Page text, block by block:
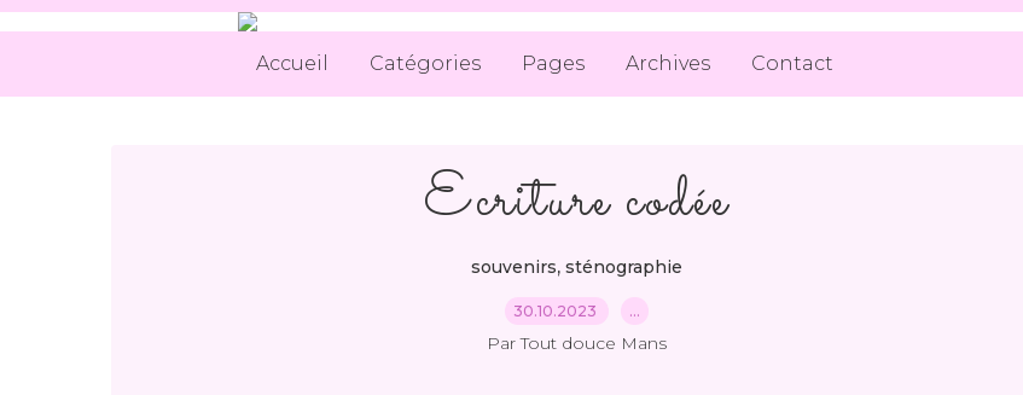
Accueil Catégories Pages Archives Contact
Ecriture codée
souvenirs, sténographie
30.10.2023 …
Par Tout douce Mans